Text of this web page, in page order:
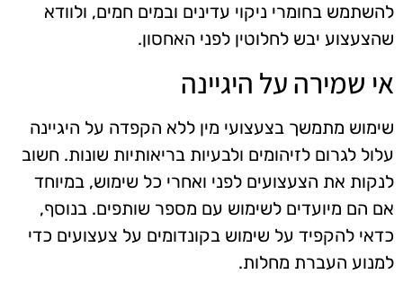
להשתמש בחומרי ניקוי עדינים ובמים חמים, ולוודא
שהצעצוע יבש לחלוטין לפני האחסון.
אי שמירה על היגיינה
שימוש מתמשך בצעצועי מין ללא הקפדה על היגיינה
עלול לגרום לזיהומים ולבעיות בריאותיות שונות. חשוב
לנקות את הצעצועים לפני ואחרי כל שימוש, במיוחד
אם הם מיועדים לשימוש עם מספר שותפים. בנוסף,
כדאי להקפיד על שימוש בקונדומים על צעצועים כדי
למנוע העברת מחלות.